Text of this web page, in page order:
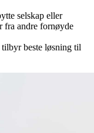
selskap eller
fra andre fornøyde
beste løsning til